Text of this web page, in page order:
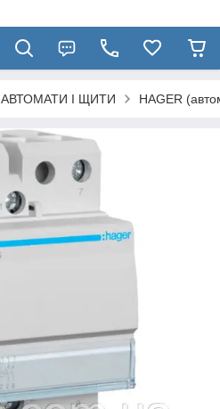
АВТОМАТИ І ЩИТИ HAGER